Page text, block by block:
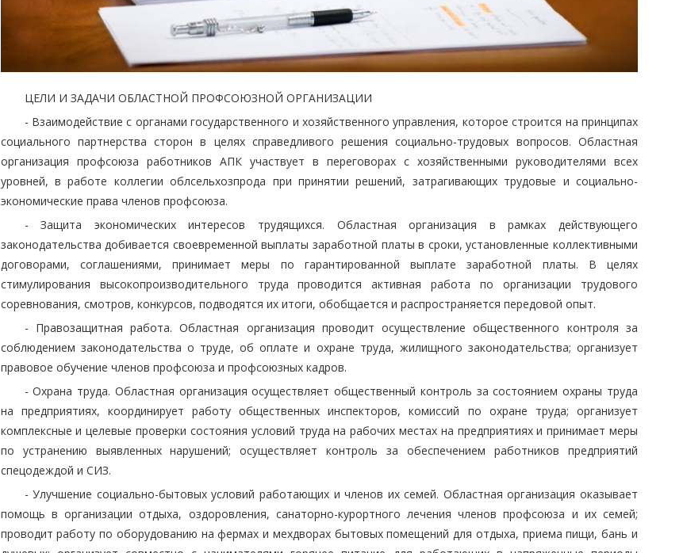
ЦЕЛИ И ЗАДАЧИ ОБЛАСТНОЙ ПРОФСОЮЗНОЙ ОРГАНИЗАЦИИ
- Взаимодействие с органами государственного и хозяйственного управления, которое строится на принципах
социального партнерства сторон в целях справедливого решения социально-трудовых вопросов. Областная
организация профсоюза работников АПК участвует в переговорах с хозяйственными руководителями всех
уровней, в работе коллегии облсельхозпрода при принятии решений, затрагивающих трудовые и социально-
экономические права членов профсоюза.
- Защита экономических интересов трудящихся. Областная организация в рамках действующего
законодательства добивается своевременной выплаты заработной платы в сроки, установленные коллективными
договорами, соглашениями, принимает меры по гарантированной выплате заработной платы. В целях
стимулирования высокопроизводительного труда проводится активная работа по организации трудового
соревнования, смотров, конкурсов, подводятся их итоги, обобщается и распространяется передовой опыт.
- Правозащитная работа. Областная организация проводит осуществление общественного контроля за
соблюдением законодательства о труде, об оплате и охране труда, жилищного законодательства; организует
правовое обучение членов профсоюза и профсоюзных кадров.
- Охрана труда. Областная организация осуществляет общественный контроль за состоянием охраны труда
на предприятиях, координирует работу общественных инспекторов, комиссий по охране труда; организует
комплексные и целевые проверки состояния условий труда на рабочих местах на предприятиях и принимает меры
по устранению выявленных нарушений; осуществляет контроль за обеспечением работников предприятий
спецодеждой и СИЗ.
- Улучшение социально-бытовых условий работающих и членов их семей. Областная организация оказывает
помощь в организации отдыха, оздоровления, санаторно-курортного лечения членов профсоюза и их семей;
проводит работу по оборудованию на фермах и мехдворах бытовых помещений для отдыха, приема пищи, бань и